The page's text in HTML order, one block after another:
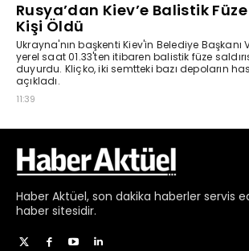
Haber Aktüel, son dakika haberler servis
haber sitesidir.